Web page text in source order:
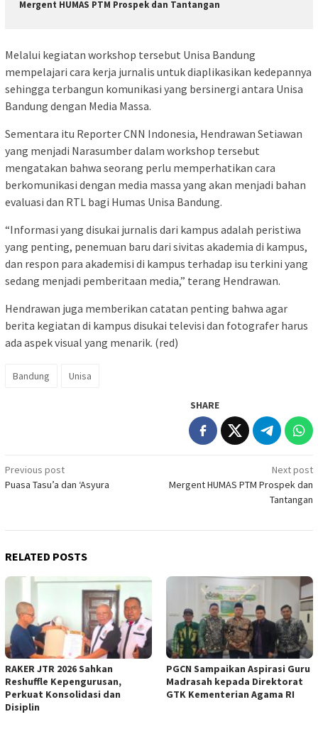
Mergent HUMAS PTM Prospek dan Tantangan
Melalui kegiatan workshop tersebut Unisa Bandung
mempelajari cara kerja jurnalis untuk diaplikasikan kedepannya
sehingga terbangun komunikasi yang bersinergi antara Unisa
Bandung dengan Media Massa.
Sementara itu Reporter CNN Indonesia, Hendrawan Setiawan
yang menjadi Narasumber dalam workshop tersebut
mengatakan bahwa seorang perlu memperhatikan cara
berkomunikasi dengan media massa yang akan menjadi bahan
evaluasi dan RTL bagi Humas Unisa Bandung.
“Informasi yang disukai jurnalis dari kampus adalah peristiwa
yang penting, penemuan baru dari sivitas akademia di kampus,
dan respon para akademisi di kampus terhadap isu terkini yang
sedang menjadi pemberitaan media,” terang Hendrawan.
Hendrawan juga memberikan catatan penting bahwa agar
berita kegiatan di kampus disukai televisi dan fotografer harus
ada aspek visual yang menarik. (red)
Bandung Unisa
SHARE
Post
navigation
Previous post
Puasa Tasu’a dan ‘Asyura
Next post
Mergent HUMAS PTM Prospek dan
Tantangan
RELATED POSTS
RAKER JTR 2026 Sahkan
Reshuffle Kepengurusan,
Perkuat Konsolidasi dan
Disiplin
PGCN Sampaikan Aspirasi Guru
Madrasah kepada Direktorat
GTK Kementerian Agama RI